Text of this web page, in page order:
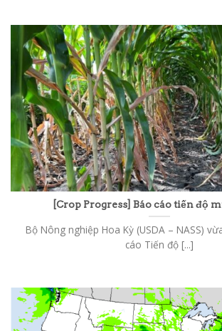
[Crop Progress] Báo cáo tiến độ
Bộ Nông nghiệp Hoa Kỳ (USDA – NASS)
cáo Tiến độ [...]